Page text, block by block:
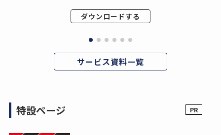
ダウンロードする
サービス資料一覧
特設ページ